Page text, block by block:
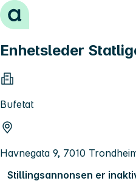
Hopp til innhold
Enhetsleder
Bufetat
Havnegata 9, 7010
Stillingsannonsen er